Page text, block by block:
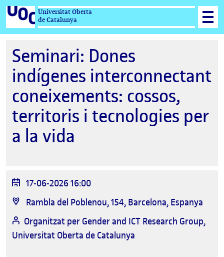
Universitat Oberta
de Catalunya
Seminari: Dones
indígenes interconnectant
coneixements: cossos,
territoris i tecnologies per
a la vida
Data
de
17-06-2026 16:00
Ubicació
Rambla del Poblenou, 154, Barcelona, Espanya
Organitzat per Gender and ICT Research Group,
Universitat Oberta de Catalunya